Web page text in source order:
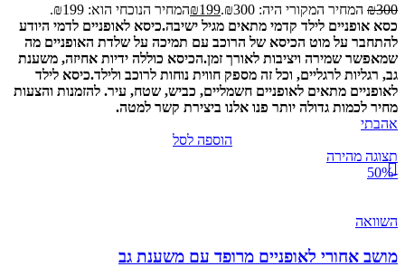
₪300 המחיר המקורי היה: ₪300. ₪199
המחיר הנוכחי הוא: ₪199.
כסא אופניים לילד קדמי מתאים מגיל ישיבה.כיסא לאופניים לדמי היודע
להתחבר על מוט הכיסא של הרוכב עם תמיכה על שלדת האופניים מה
שמאפשר שמירה ויציבות לאורך זמן.הכיסא כוללה ידיות אחיזה, משענת
גב, רגליות לרגליים, וכל זה מספק חווית נוחות לרוכב ולילד.כיסא לילד
לאופניים מתאים לאופניים חשמליים, כביש, שטח, עיר. להזמנות והצעות
מחיר לכמות גדולה יותר פנו אלנו ביצירת קשר למטה.
אהבתי
הוספה לסל
תצוגה מהירה
-50%
השוואה
מושב אחורי לאופניים מרופד עם משענת גב